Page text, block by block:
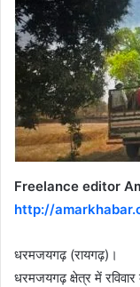
Freelance editor
http://
धरमजयगढ़ (रायगढ़)।
धरमजयगढ़ क्षेत्र में